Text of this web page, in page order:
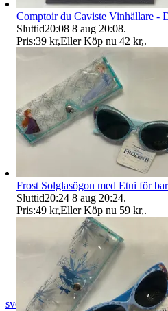
svopt1
Comptoir du Caviste Vinhällare -
Sluttid20:08 8 aug 20:08.
Pris:39 kr,Eller Köp nu 42 kr,.
Frost Solglasögon med Etui för
Sluttid20:24 8 aug 20:24.
Pris:49 kr,Eller Köp nu 59 kr,.